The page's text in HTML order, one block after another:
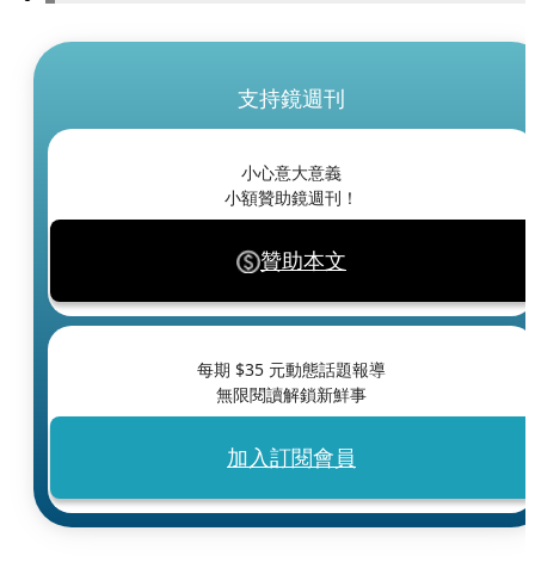
支持鏡週刊
小心意大意義
小額贊助鏡週刊！
贊助本文
每期 $35 元動態話題報導
無限閱讀解鎖新鮮事
加入訂閱會員